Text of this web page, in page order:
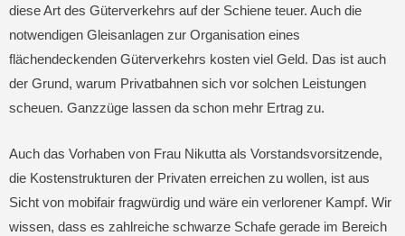
diese Art des Güterverkehrs auf der Schiene teuer. Auch die
notwendigen Gleisanlagen zur Organisation eines
flächendeckenden Güterverkehrs kosten viel Geld. Das ist auch
der Grund, warum Privatbahnen sich vor solchen Leistungen
scheuen. Ganzzüge lassen da schon mehr Ertrag zu.
Auch das Vorhaben von Frau Nikutta als Vorstandsvorsitzende,
die Kostenstrukturen der Privaten erreichen zu wollen, ist aus
Sicht von mobifair fragwürdig und wäre ein verlorener Kampf. Wir
wissen, dass es zahlreiche schwarze Schafe gerade im Bereich